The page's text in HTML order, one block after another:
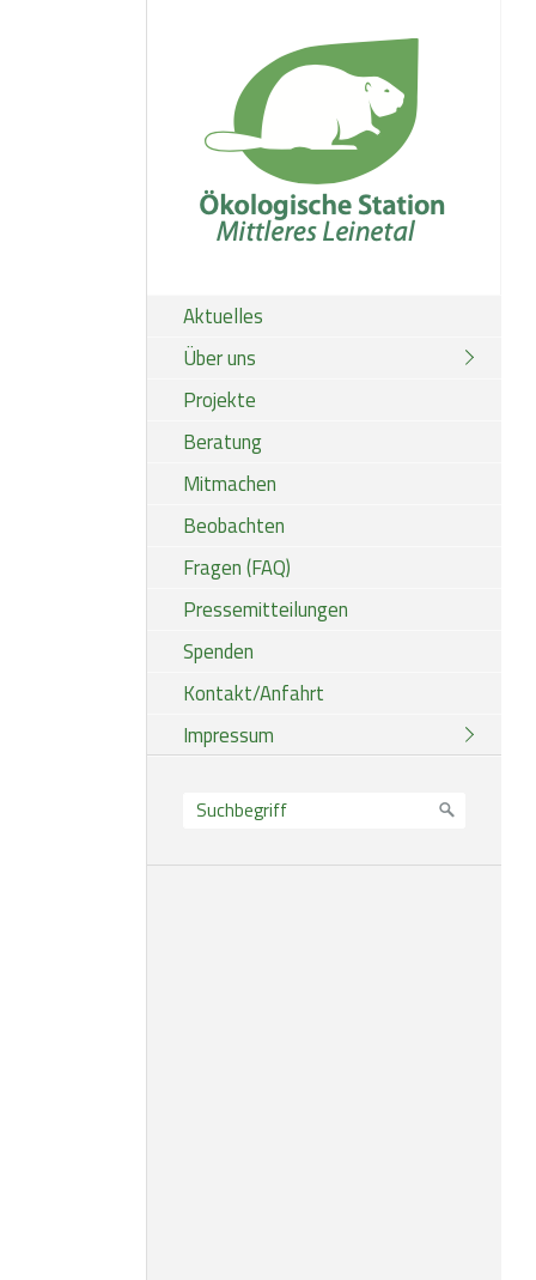
Aktuelles
Über uns
Projekte
Beratung
Mitmachen
Beobachten
Fragen (FAQ)
Pressemitteilungen
Spenden
Kontakt/Anfahrt
Impressum